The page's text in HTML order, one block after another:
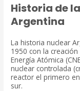
Historia de
Argentina
La historia nuclear
1950 con la
Energía Atómica
nuclear controlada
reactor el primero
sur.